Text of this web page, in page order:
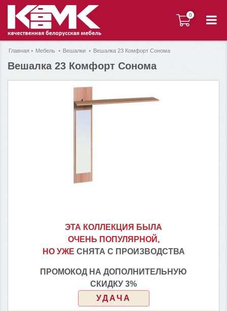
0
0
Главная Мебель Вешалки Вешалка 23 Комфорт Сонома
Вешалка 23 Комфорт Сонома
ЭТА КОЛЛЕКЦИЯ БЫЛА
ОЧЕНЬ ПОПУЛЯРНОЙ,
НО УЖЕ СНЯТА С ПРОИЗВОДСТВА
ПРОМОКОД НА ДОПОЛНИТЕЛЬНУЮ
СКИДКУ 3%
УДАЧА